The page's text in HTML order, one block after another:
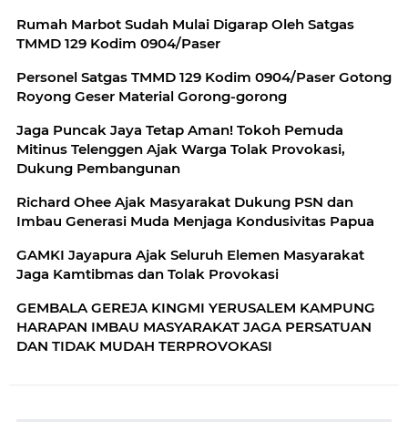
Rumah Marbot Sudah Mulai Digarap Oleh Satgas
TMMD 129 Kodim 0904/Paser
Personel Satgas TMMD 129 Kodim 0904/Paser Gotong
Royong Geser Material Gorong-gorong
Jaga Puncak Jaya Tetap Aman! Tokoh Pemuda
Mitinus Telenggen Ajak Warga Tolak Provokasi,
Dukung Pembangunan
Richard Ohee Ajak Masyarakat Dukung PSN dan
Imbau Generasi Muda Menjaga Kondusivitas Papua
GAMKI Jayapura Ajak Seluruh Elemen Masyarakat
Jaga Kamtibmas dan Tolak Provokasi
GEMBALA GEREJA KINGMI YERUSALEM KAMPUNG
HARAPAN IMBAU MASYARAKAT JAGA PERSATUAN
DAN TIDAK MUDAH TERPROVOKASI